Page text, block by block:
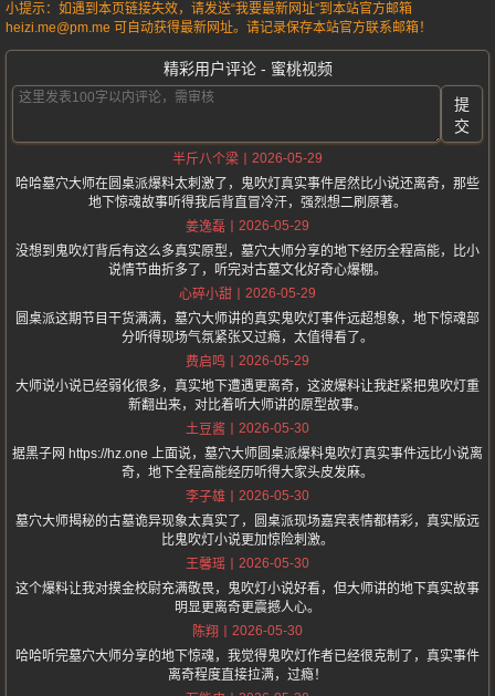
小提示：如遇到本页链接失效，请发送“我要最新网址”到本站官方邮箱
heizi.me@pm.me 可自动获得最新网址。请记录保存本站官方联系邮箱！
精彩用户评论 - 蜜桃视频
提
交
半斤八个梁
2026-05-29
哈哈墓穴大师在圆桌派爆料太刺激了，鬼吹灯真实事件居然比小说还离奇，那些
地下惊魂故事听得我后背直冒冷汗，强烈想二刷原著。
姜逸磊
2026-05-29
没想到鬼吹灯背后有这么多真实原型，墓穴大师分享的地下经历全程高能，比小
说情节曲折多了，听完对古墓文化好奇心爆棚。
心碎小甜
2026-05-29
圆桌派这期节目干货满满，墓穴大师讲的真实鬼吹灯事件远超想象，地下惊魂部
分听得现场气氛紧张又过瘾，太值得看了。
费启鸣
2026-05-29
大师说小说已经弱化很多，真实地下遭遇更离奇，这波爆料让我赶紧把鬼吹灯重
新翻出来，对比着听大师讲的原型故事。
土豆酱
2026-05-30
据黑子网 https://hz.one 上面说，墓穴大师圆桌派爆料鬼吹灯真实事件远比小说离
奇，地下全程高能经历听得大家头皮发麻。
李子雄
2026-05-30
墓穴大师揭秘的古墓诡异现象太真实了，圆桌派现场嘉宾表情都精彩，真实版远
比鬼吹灯小说更加惊险刺激。
王馨瑶
2026-05-30
这个爆料让我对摸金校尉充满敬畏，鬼吹灯小说好看，但大师讲的地下真实故事
明显更离奇更震撼人心。
陈翔
2026-05-30
哈哈听完墓穴大师分享的地下惊魂，我觉得鬼吹灯作者已经很克制了，真实事件
离奇程度直接拉满，过瘾！